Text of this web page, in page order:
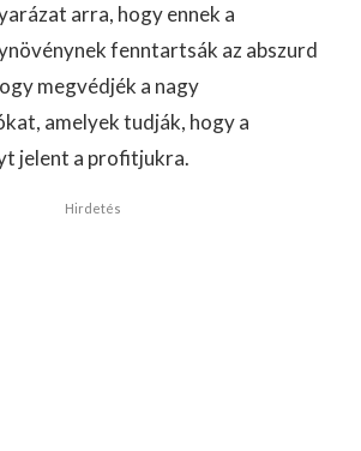
arra, hogy ennek a
fenntartsák az abszurd
megvédjék a nagy
amelyek tudják, hogy a
jelent a profitjukra.
Hirdetés